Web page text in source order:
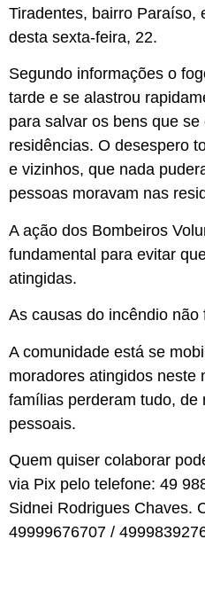
Tiradentes, bairro Paraíso,
desta sexta-feira, 22.
Segundo informações o
tarde e se alastrou
para salvar os bens que
residências. O desespero
e vizinhos, que nada
pessoas moravam nas
A ação dos Bombeiros
fundamental para evitar
atingidas.
As causas do incêndio não
A comunidade está se
moradores atingidos neste
famílias perderam tudo, de
pessoais.
Quem quiser colaborar
via Pix pelo telefone: 49
Sidnei Rodrigues Chaves.
49999676707 /